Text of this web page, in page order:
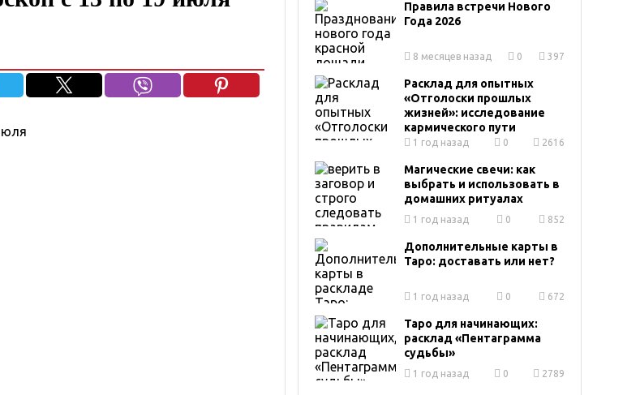
Правила встречи Нового
Года 2026
8 месяцев назад 0 397
Расклад для опытных
«Отголоски прошлых
жизней»: исследование
кармического пути
1 год назад 0 2616
Магические свечи: как
выбрать и использовать в
домашних ритуалах
1 год назад 0 852
Дополнительные карты в
Таро: доставать или нет?
1 год назад 0 672
Таро для начинающих:
расклад «Пентаграмма
судьбы»
1 год назад 0 2789